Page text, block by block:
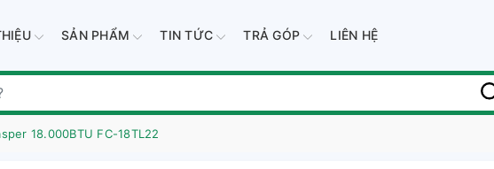
SẢN PHẨM TIN TỨC TRẢ GÓP LIÊN HỆ
18.000BTU FC-18TL22